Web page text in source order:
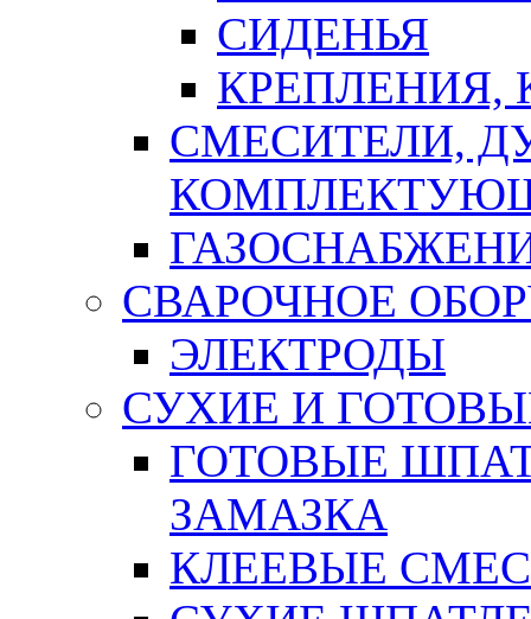
СИДЕНЬЯ
СМЕСИТЕЛИ,
СВАРОЧНОЕ
ЭЛЕКТРОДЫ
СУХИЕ И
ГОТОВЫЕ
ЗАМАЗКА
КЛЕЕВЫЕ